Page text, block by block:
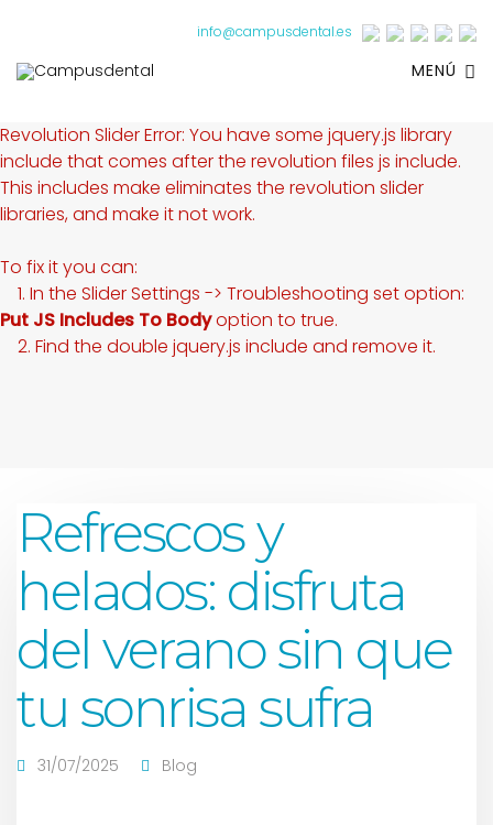
info@campusdental.es
MENÚ
Revolution Slider Error: You have some jquery.js library
include that comes after the revolution files js include.
This includes make eliminates the revolution slider
libraries, and make it not work.
To fix it you can:
1. In the Slider Settings -> Troubleshooting set option:
Put JS Includes To Bodyoption to true.
2. Find the double jquery.js include and remove it.
Refrescos y
helados: disfruta
del verano sin que
tu sonrisa sufra
31/07/2025 Blog